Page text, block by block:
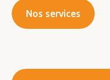
Nos services